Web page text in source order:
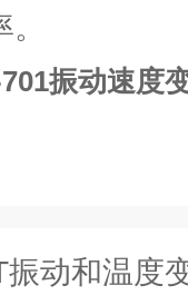
振动速度
振动和温度